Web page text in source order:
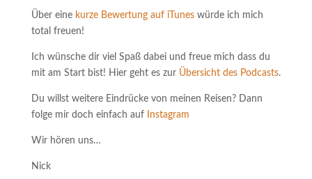
Über einekurze Bewertung auf iTuneswürde ich mich
total freuen!
Ich wünsche dir viel Spaß dabei und freue mich dass du
mit am Start bist! Hier geht es zurÜbersicht des Podcasts.
Du willst weitere Eindrücke von meinen Reisen? Dann
folge mir doch einfach aufInstagram
Wir hören uns…
Nick